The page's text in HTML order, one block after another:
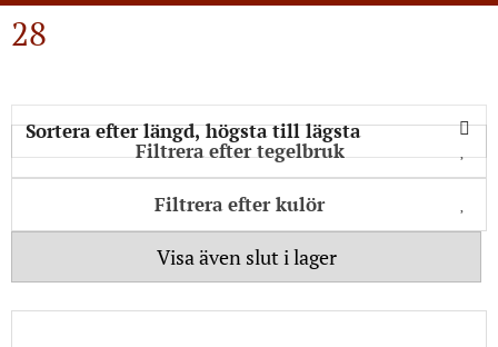
28
Filtrera efter tegelbruk
Filtrera efter kulör
Visa även slut i lager